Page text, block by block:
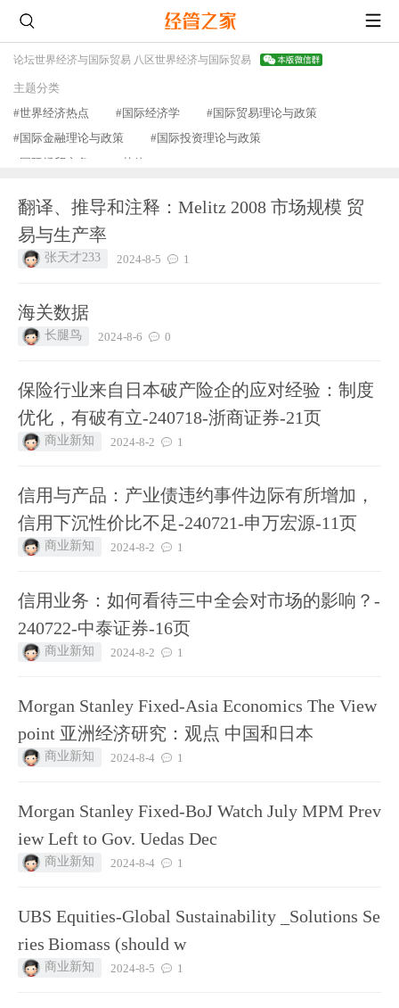
论坛世界经济与国际贸易 八区世界经济与国际贸易
主题分类
#世界经济热点
#国际经济学
#国际贸易理论与政策
#国际金融理论与政策
#国际投资理论与政策
#国际经贸实务
#其他
翻译、推导和注释：Melitz 2008 市场规模 贸
易与生产率
张天才233 2024-8-5 1
海关数据
长腿鸟 2024-8-6 0
保险行业来自日本破产险企的应对经验：制度
优化，有破有立-240718-浙商证券-21页
商业新知 2024-8-2 1
信用与产品：产业债违约事件边际有所增加，
信用下沉性价比不足-240721-申万宏源-11页
商业新知 2024-8-2 1
信用业务：如何看待三中全会对市场的影响？-
240722-中泰证券-16页
商业新知 2024-8-2 1
Morgan Stanley Fixed-Asia Economics The View
point 亚洲经济研究：观点 中国和日本
商业新知 2024-8-4 1
Morgan Stanley Fixed-BoJ Watch July MPM Prev
iew Left to Gov. Uedas Dec
商业新知 2024-8-4 1
UBS Equities-Global Sustainability _Solutions Se
ries Biomass (should w
商业新知 2024-8-5 1